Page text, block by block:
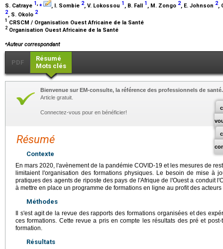
S. Catraye 1,⁎ , I. Sombie 2, V. Lokossou 1 , B. Fall 1 , M. Zongo 2, E. Johnson 2,
2, S. Okolo 2
1 CRSCM / Organisation Ouest Africaine de la Santé
2 Organisation Ouest Africaine de la Santé
⁎Auteur correspondant
PDF
Résumé
Mots clés
Bienvenue sur EM-consulte, la référence des professionnels de santé.
Article gratuit.
Connectez-vous pour en bénéficier!
Résumé
Contexte
En mars 2020, l'avènement de la pandémie COVID-19 et les mesures de
limitaient l'organisation des formations physiques. Le besoin de mise à
pratiques des agents de riposte des pays de l'Afrique de l'Ouest a conduit
à mettre en place un programme de formations en ligne au profit des
Méthodes
Il s'est agit de la revue des rapports des formations organisées et des
ces formations. Cette revue a pris en compte les résultats des pré et
formation.
Résultats